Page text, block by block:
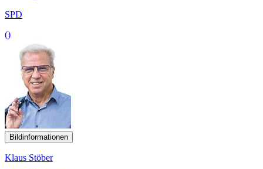
SPD
()
Bildinformationen
Klaus Stöber